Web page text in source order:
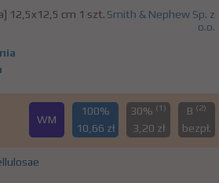
12,5x12,5 cm 1 szt. Smith & Nephew Sp. z
o.o.
WM
100%
10,66 zł
30% (1)
3,20 zł
B (2)
bezpł.